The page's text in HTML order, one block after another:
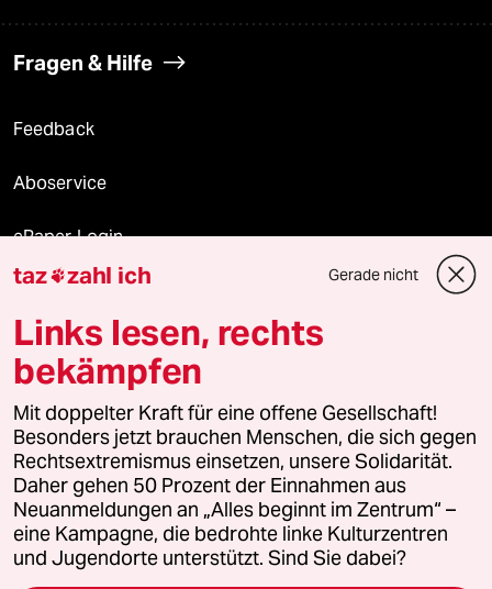
Fragen & Hilfe
Feedback
Aboservice
ePaper Login
Downloads für Abonnierende
© 2026 taz Verlags und Vertriebs GmbH
Alle Rechte vorbehalten. Bei rechtlichen Fragen oder für Genehmigungen
wenden Sie sich bitte an
lizenzen@taz.de
Feedback Redaktionsstatut Kommune-Richtlinien
Leitlinie Informant Datenschutz Impressum AGB
taz zahl ich Gerade nicht
Links lesen, rechts
bekämpfen
Mit doppelter Kraft für eine offene Gesellschaft!
Besonders jetzt brauchen Menschen, die sich gegen
Rechtsextremismus einsetzen, unsere Solidarität.
Daher gehen 50 Prozent der Einnahmen aus
Neuanmeldungen an „Alles beginnt im Zentrum“ –
eine Kampagne, die bedrohte linke Kulturzentren
und Jugendorte unterstützt. Sind Sie dabei?